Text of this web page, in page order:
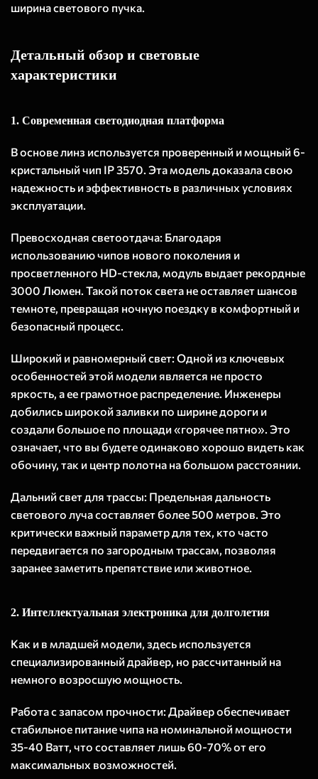
ширина светового пучка.
Детальный обзор и световые
характеристики
1. Современная светодиодная платформа
В основе линз используется проверенный и мощный 6-
кристальный чип IP 3570. Эта модель доказала свою
надежность и эффективность в различных условиях
эксплуатации.
Превосходная светоотдача: Благодаря
использованию чипов нового поколения и
просветленного HD-стекла, модуль выдает рекордные
3000 Люмен. Такой поток света не оставляет шансов
темноте, превращая ночную поездку в комфортный и
безопасный процесс.
Широкий и равномерный свет: Одной из ключевых
особенностей этой модели является не просто
яркость, а ее грамотное распределение. Инженеры
добились широкой заливки по ширине дороги и
создали большое по площади «горячее пятно». Это
означает, что вы будете одинаково хорошо видеть как
обочину, так и центр полотна на большом расстоянии.
Дальний свет для трассы: Предельная дальность
светового луча составляет более 500 метров. Это
критически важный параметр для тех, кто часто
передвигается по загородным трассам, позволяя
заранее заметить препятствие или животное.
2. Интеллектуальная электроника для долголетия
Как и в младшей модели, здесь используется
специализированный драйвер, но рассчитанный на
немного возросшую мощность.
Работа с запасом прочности: Драйвер обеспечивает
стабильное питание чипа на номинальной мощности
35-40 Ватт, что составляет лишь 60-70% от его
максимальных возможностей.